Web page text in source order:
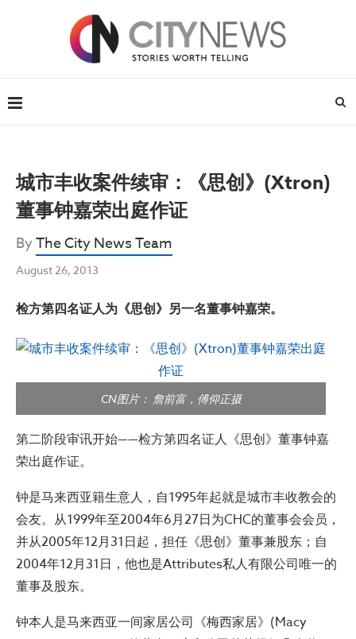
城市丰收案件续审：《思创》(Xtron)
董事钟嘉荣出庭作证
ByThe City News Team
August 26, 2013
检方第四名证人为《思创》另一名董事钟嘉荣。
CN图片： 詹前富，傅仰正摄
第二阶段审讯开始——检方第四名证人《思创》董事钟嘉
荣出庭作证。
钟是马来西亚籍生意人，自1995年起就是城市丰收教会的
会友。从1999年至2004年6月27日为CHC的董事会会员，
并从2005年12月31日起，担任《思创》董事兼股东；自
2004年12月31日，他也是Attributes私人有限公司唯一的
董事及股东。
钟本人是马来西亚一间家居公司《梅西家居》(Macy